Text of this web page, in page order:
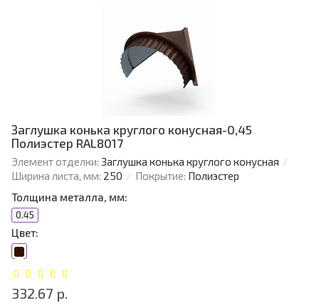
Заглушка конька круглого конусная-0,45
Полиэстер RAL8017
Элемент отделки: Заглушка конька круглого конусная
Ширина листа, мм: 250 Покрытие: Полиэстер
Толщина металла, мм:
0.45
Цвет:
332.67 р.